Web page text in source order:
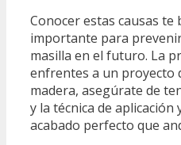
Conocer estas causas
importante para
masilla en el futuro. La
enfrentes a un proyecto
madera, asegúrate de
y la técnica de
acabado perfecto que